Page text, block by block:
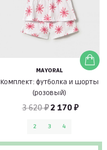
MAYORAL
Комплект: футболка и шорты
(розовый)
3 620 ₽ 2 170 ₽
2 3 4